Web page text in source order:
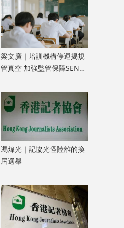
​梁文廣｜培訓機構停運揭規
管真空 加強監管保障SEN兒
童權益
馮煒光｜記協光怪陸離的換
屆選舉